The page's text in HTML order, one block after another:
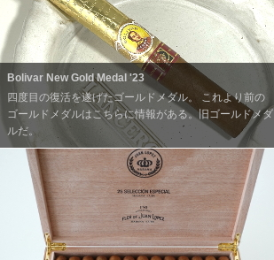
Bolivar New Gold Medal '23
四度目の復活を遂げたゴールドメダル。 これより前の
ゴールドメダルはこちらに情報がある。旧ゴールドメダ
ルだ。